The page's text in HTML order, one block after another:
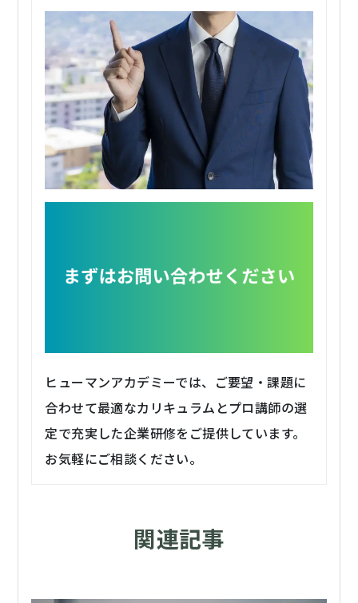
ヒューマンアカデミーでは、ご要望・課題に
合わせて最適なカリキュラムとプロ講師の選
定で充実した企業研修をご提供しています。
お気軽にご相談ください。
関連記事